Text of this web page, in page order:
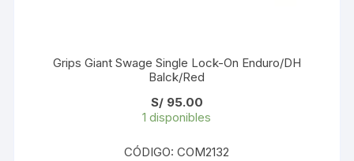
Grips Giant Swage Single Lock-On Enduro/DH
Balck/Red
S/95.00
1 disponibles
CÓDIGO: COM2132